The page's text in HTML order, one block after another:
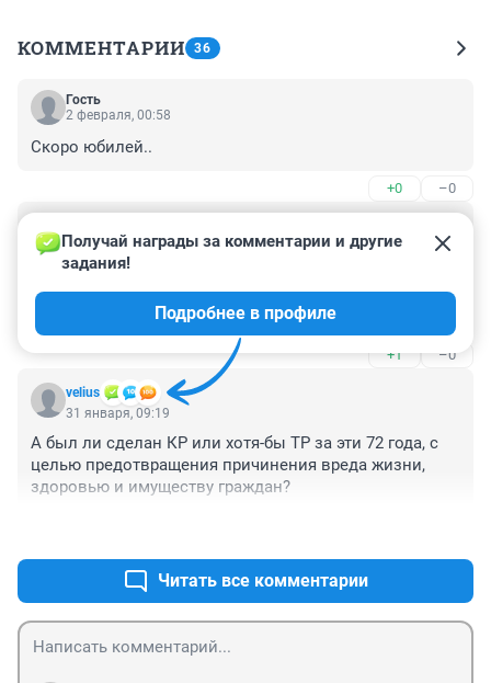
КОММЕНТАРИИ 36
Гость
2 февраля, 00:58
Скоро юбилей..
+0 –0
31 января, 14:53
Это у нас умеют. Довести до предела, а потом
переложить свои обязанности на других. Это в
России традиция.
+1 –0
velius
Получай награды за комментарии и другие
задания!
Подробнее в профиле
31 января, 09:19
А был ли сделан КР или хотя-бы ТР за эти 72 года, с
целью предотвращения причинения вреда жизни,
здоровью и имуществу граждан?
Читать все комментарии